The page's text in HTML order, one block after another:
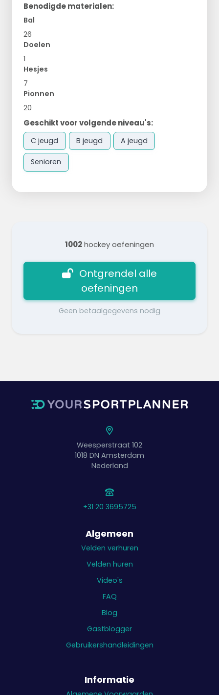
Benodigde materialen:
Bal
26
Doelen
1
Hesjes
7
Pionnen
20
Geschikt voor volgende niveau's:
C jeugd B jeugd A jeugd
Senioren
1002hockey oefeningen
Ontgrendel alle
oefeningen
Geen betaalgegevens nodig
Weesperstraat 102
1018 DN Amsterdam
Nederland
+31 20 3695725
Algemeen
Velden verhuren
Velden huren
Video's
FAQ
Blog
Gastblogger
Gebruikershandleidingen
Informatie